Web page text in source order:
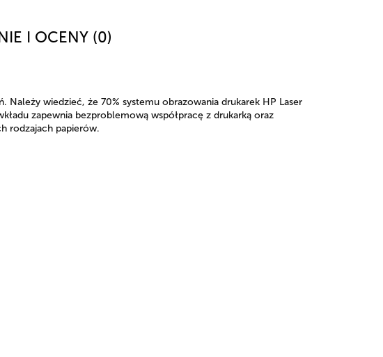
I OCENY (0)
wiedzieć, że 70% systemu obrazowania drukarek HP Laser
zapewnia bezproblemową współpracę z drukarką oraz
rodzajach papierów.